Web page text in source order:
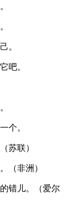
。
吧。
个。
苏联）
（非洲）
错儿。（爱尔